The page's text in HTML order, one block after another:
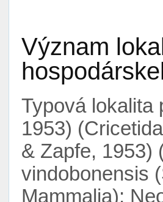
Význam
Typová lokalita
1953)
& Zapfe, 1953)
vindobonensis
Mammalia);